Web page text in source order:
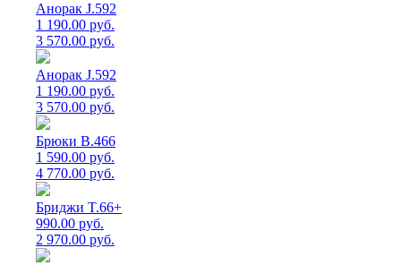
Анорак J.592
1 190.00 руб.
3 570.00 руб.
Анорак J.592
1 190.00 руб.
3 570.00 руб.
Брюки B.466
1 590.00 руб.
4 770.00 руб.
Бриджи T.66+
990.00 руб.
2 970.00 руб.